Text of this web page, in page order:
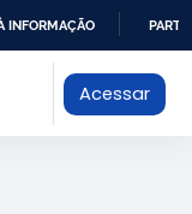
INFORMAÇÃO
Acessar